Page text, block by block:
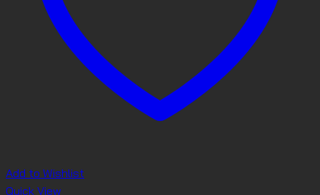
Add to Wishlist
Quick View